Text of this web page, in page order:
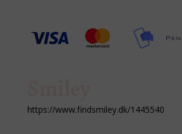
https://www.findsmiley.dk/1445540